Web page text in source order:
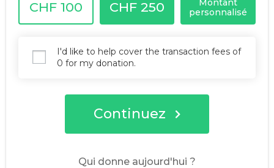
CHF 100 CHF 250
personnalisé
I'd like to help cover the transaction fees of
0 for my donation.
Continuez
Qui donne aujourd'hui ?